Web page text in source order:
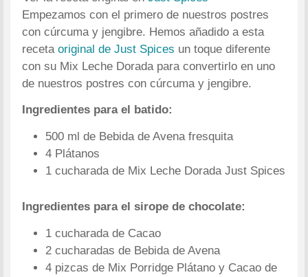
Empezamos con el primero de nuestros postres
con cúrcuma y jengibre. Hemos añadido a esta
recetaoriginal de Just Spices un toque diferente
con su Mix Leche Dorada para convertirlo en uno
de nuestros postres con cúrcuma y jengibre.
Ingredientes para el batido:
500 ml de Bebida de Avena fresquita
4 Plátanos
1 cucharada de Mix Leche Dorada Just Spices
Ingredientes para el sirope de chocolate:
1 cucharada de Cacao
2 cucharadas de Bebida de Avena
4 pizcas de Mix Porridge Plátano y Cacao de